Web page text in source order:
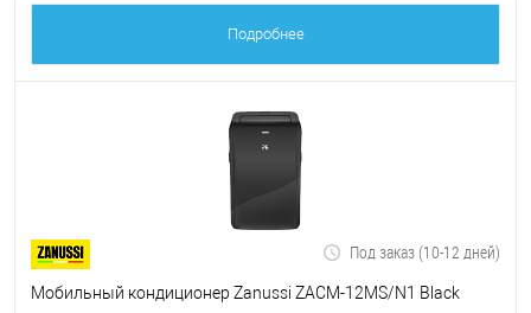
Подробнее
Под заказ (10-12 дней)
Мобильный кондиционер Zanussi ZACM-12MS/N1 Black